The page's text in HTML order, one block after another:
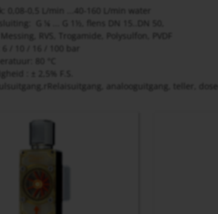
0,08-0,5 L/min ...40-160 L/min water
G
... G 1½, flens DN 15..DN 50,
RVS, Trogamide, Polysulfon, PVDF
/ 10 / 16 / 100 bar
80 °C
: ± 2,5% F.S.
analooguitgang, teller,